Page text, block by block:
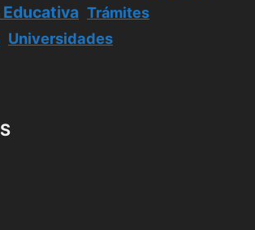
Trámites
Universidades